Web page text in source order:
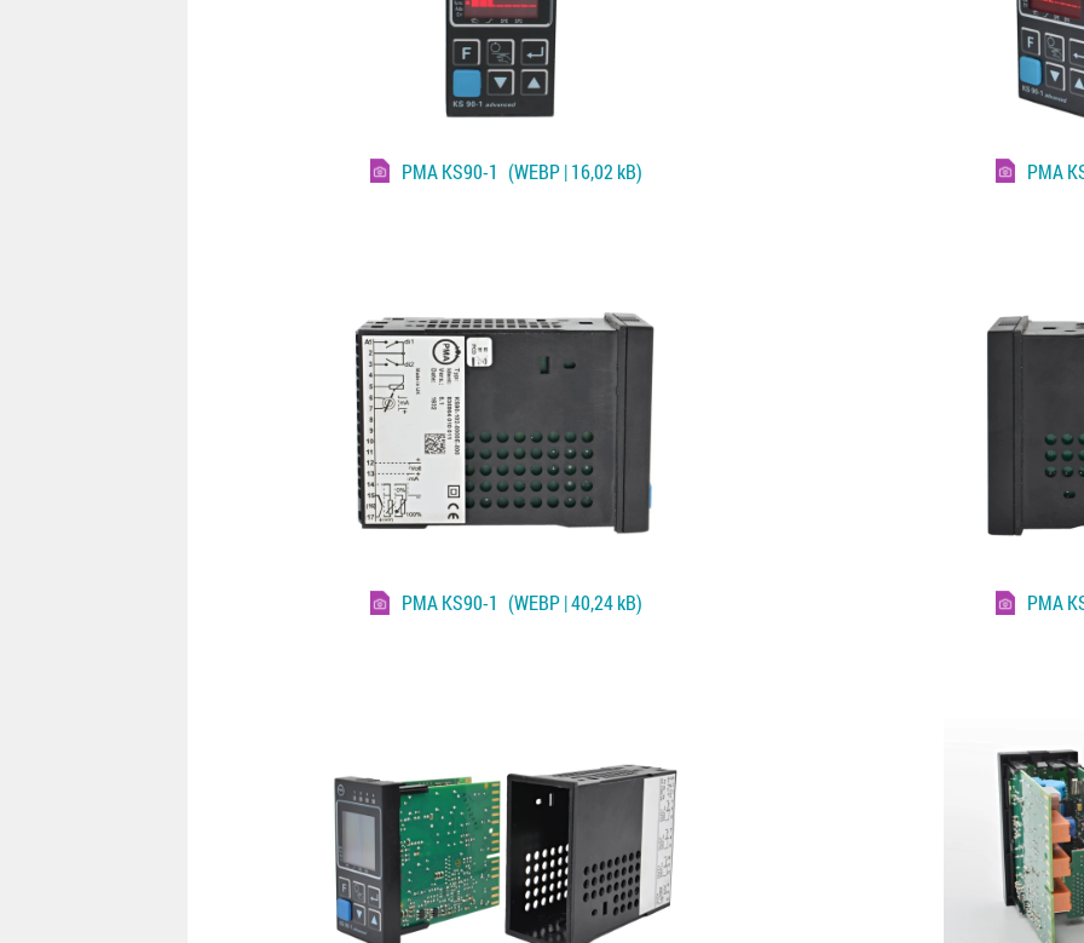
PMA KS90-1 (WEBP | 16,02 kB) PMA
PMA KS90-1 (WEBP | 40,24 kB) PMA